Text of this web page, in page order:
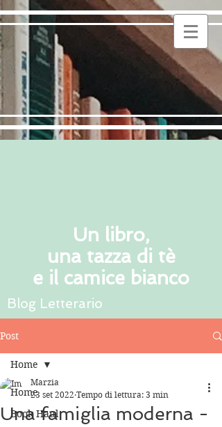
Un libro,
una tazza di tè
e il camice bianco
Blog Letterario
Post
Home
Book Haul
Home
Una famiglia moderna -
Marzia
23 set 2022 Tempo di lettura: 3 min